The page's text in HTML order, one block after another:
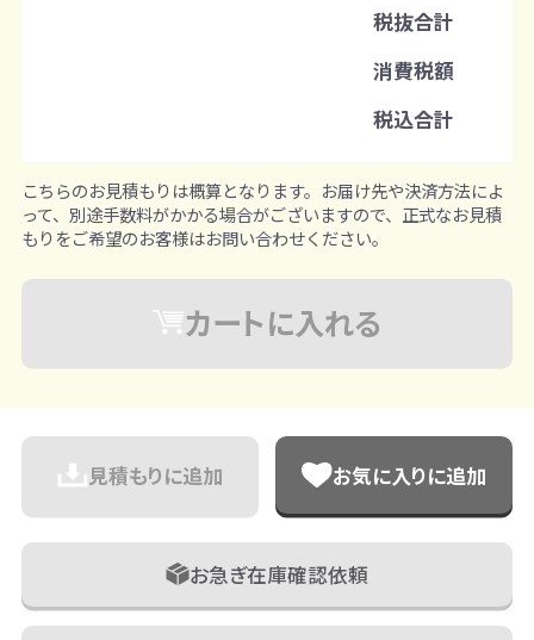
※既製品サンプルは各色3個まで
税抜合計
消費税額
税込合計
こちらのお見積もりは概算となります。お届け先や決済方法によ
って、別途手数料がかかる場合がございますので、正式なお見積
もりをご希望のお客様はお問い合わせください。
カートに入れる
見積もりに追加 お気に入りに追加
お急ぎ在庫確認依頼